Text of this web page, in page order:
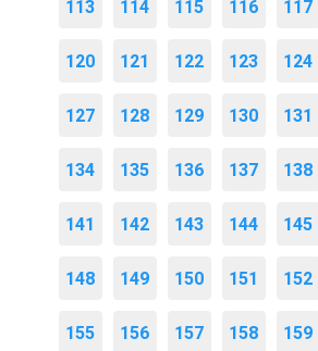
113 114 115 116 117
120 121 122 123 124
127 128 129 130 131
134 135 136 137 138
141 142 143 144 145
148 149 150 151 152
155 156 157 158 159